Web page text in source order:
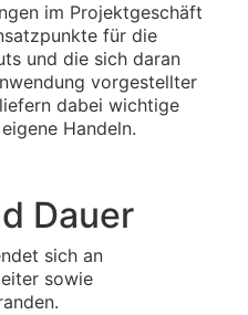
im Projektgeschäft
für die
und die sich daran
vorgestellter
dabei wichtige
Handeln.
Dauer
sich an
sowie